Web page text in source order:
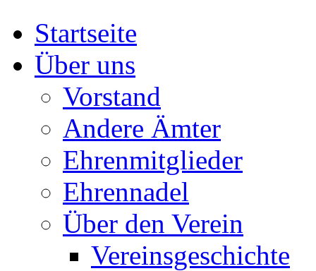
Startseite
Über uns
Vorstand
Andere Ämter
Ehrenmitglieder
Ehrennadel
Über den Verein
Vereinsgeschichte